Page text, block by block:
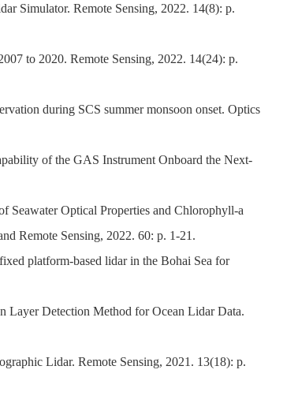
Simulator. Remote Sensing, 2022. 14(8): p.
to 2020. Remote Sensing, 2022. 14(24): p.
during SCS summer monsoon onset. Optics
of the GAS Instrument Onboard the Next-
Seawater Optical Properties and Chlorophyll-a
Remote Sensing, 2022. 60: p. 1-21.
platform-based lidar in the Bohai Sea for
Layer Detection Method for Ocean Lidar Data.
Lidar. Remote Sensing, 2021. 13(18): p.